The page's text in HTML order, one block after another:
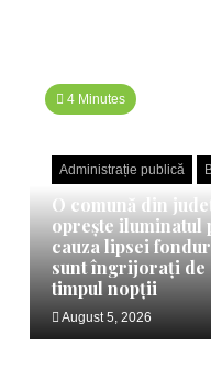
4 Minutes
Administrație publică
O comună din
oprește iluminatul
cauza lipsei
sunt îngrijorați de
timpul nopții
August 5, 2026